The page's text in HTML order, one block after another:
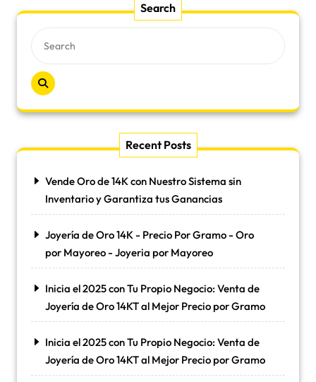
Search
Recent Posts
Vende Oro de 14K con Nuestro Sistema sin
Inventario y Garantiza tus Ganancias
Joyería de Oro 14K - Precio Por Gramo - Oro
por Mayoreo - Joyeria por Mayoreo
Inicia el 2025 con Tu Propio Negocio: Venta de
Joyería de Oro 14KT al Mejor Precio por Gramo
Inicia el 2025 con Tu Propio Negocio: Venta de
Joyería de Oro 14KT al Mejor Precio por Gramo